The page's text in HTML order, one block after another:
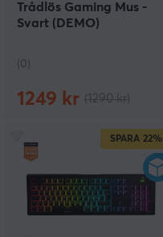
Trådlös Gaming Mus -
Svart (DEMO)
(0)
1249 kr
SPARA 22%